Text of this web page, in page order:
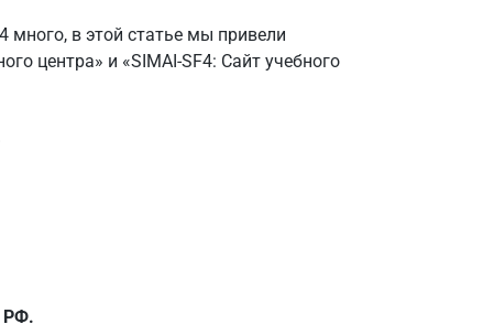
много, в этой статье мы привели
центра» и «SIMAI-SF4: Сайт учебного
РФ.